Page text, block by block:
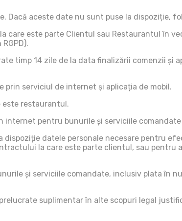
aceste date nu sunt puse la dispoziție,
care este parte Clientul sau Restaurantul în
timp 14 zile de la data finalizării comenzii și
prin serviciul de internet și aplicația de mobil.
restaurantul.
pentru bunurile și serviciile
datele personale necesare pentru
la care este parte clientul, sau pentru
și serviciile comandate, inclusiv plata în
suplimentar în alte scopuri legal